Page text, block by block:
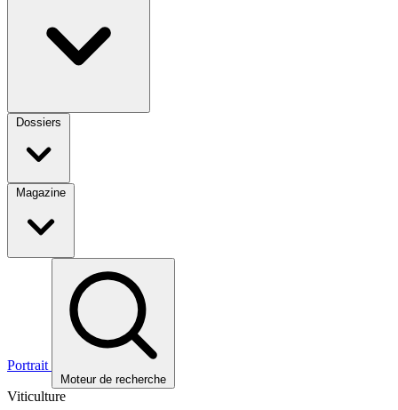
Dossiers
Magazine
Portrait
Moteur de recherche
Viticulture